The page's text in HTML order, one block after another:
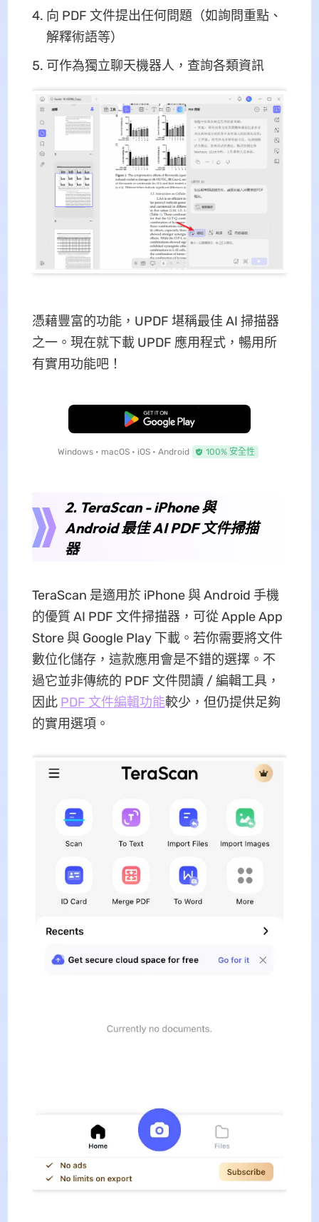
向 PDF 文件提出任何問題（如詢問重點、
解釋術語等）
可作為獨立聊天機器人，查詢各類資訊
憑藉豐富的功能，UPDF 堪稱最佳 AI 掃描器
之一。現在就下載 UPDF 應用程式，暢用所
有實用功能吧！
免費下載
Windows • macOS • iOS • Android 100% 安全性
2. TeraScan - iPhone 與
Android 最佳 AI PDF 文件掃描
器
TeraScan 是適用於 iPhone 與 Android 手機
的優質 AI PDF 文件掃描器，可從 Apple App
Store 與 Google Play 下載。若你需要將文件
數位化儲存，這款應用會是不錯的選擇。不
過它並非傳統的 PDF 文件閱讀 / 編輯工具，
因此 PDF 文件編輯功能較少，但仍提供足夠
的實用選項。